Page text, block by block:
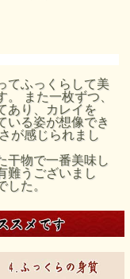
てふっくらして美
。 また一枚ずつ、
あり、カレイを
いる姿が想像でき
が感じられまし
干物で一番美味し
難うございまし
した。